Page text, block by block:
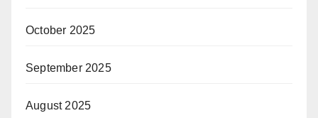
October 2025
September 2025
August 2025